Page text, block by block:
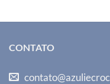
CONTATO